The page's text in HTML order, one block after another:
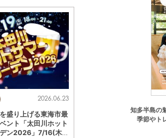
2026.06.23
盛り上げる東海市最
ント「太田川ホット
ン2026」7/16(木)
知多半島の
季節やト